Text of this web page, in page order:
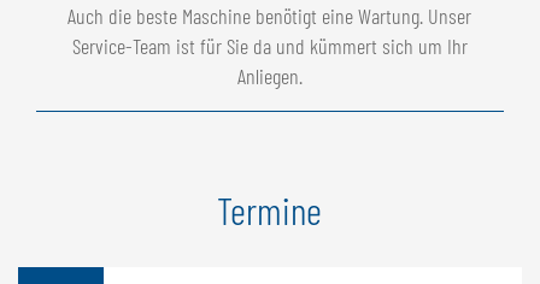
Auch die beste Maschine benötigt eine Wartung. Unser
Service-Team ist für Sie da und kümmert sich um Ihr
Anliegen.
Termine